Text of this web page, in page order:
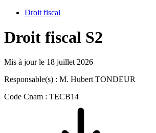
Droit fiscal
Droit fiscal S2
Mis à jour le 18 juillet 2026
Responsable(s) : M. Hubert TONDEUR
Code Cnam : TECB14